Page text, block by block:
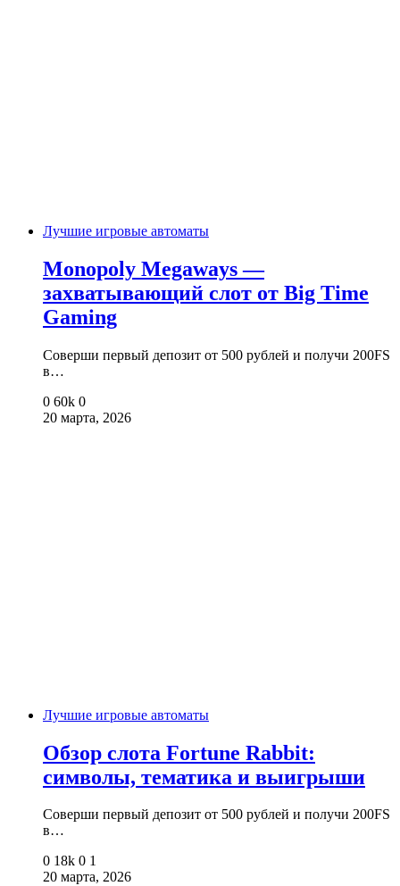
Лучшие игровые автоматы
Monopoly Megaways —
захватывающий слот от Big Time
Gaming
Соверши первый депозит от 500 рублей и получи 200FS
в…
0 60k 0
20 марта, 2026
Лучшие игровые автоматы
Обзор слота Fortune Rabbit:
символы, тематика и выигрыши
Соверши первый депозит от 500 рублей и получи 200FS
в…
0 18k 0 1
20 марта, 2026